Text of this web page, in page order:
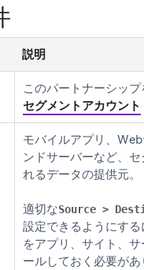
説明
このパートナーシップ
セグメントアカウント
in new tab)
モバイルアプリ、
ンドサーバーなど、
れるデータの提供元。
適切なSource >
設定できるようにする
をアプリ、サイト、
ールしておく必要があ